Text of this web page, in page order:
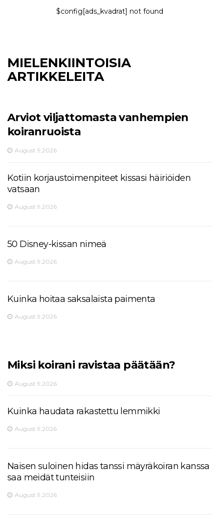
$config[ads_kvadrat] not found
MIELENKIINTOISIA
ARTIKKELEITA
Arviot viljattomasta vanhempien
koiranruoista
August 9,2026
Kotiin korjaustoimenpiteet kissasi häiriöiden
vatsaan
August 9,2026
50 Disney-kissan nimeä
August 9,2026
Kuinka hoitaa saksalaista paimenta
August 9,2026
Miksi koirani ravistaa päätään?
August 9,2026
Kuinka haudata rakastettu lemmikki
August 9,2026
Naisen suloinen hidas tanssi mäyräkoiran kanssa
saa meidät tunteisiin
August 9,2026